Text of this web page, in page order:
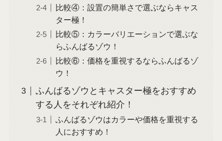
比較④：設置の簡単さで選ぶならキャス
ター極！
比較⑤：カラーバリエーションで選ぶな
らふんばるゾウ！
比較⑥：価格を重視するならふんばるゾ
ウ！
ふんばるゾウとキャスター極をおすすめ
する人をそれぞれ紹介！
ふんばるゾウはカラーや価格を重視する
人におすすめ！